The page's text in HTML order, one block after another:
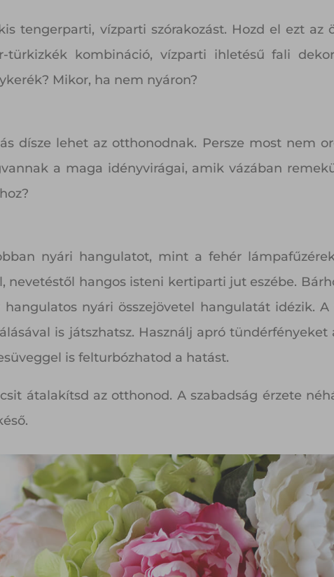
tengerparti, vízparti szórakozást. Hozd el ezt az
türkizkék kombináció, vízparti ihletésű fali
Mikor, ha nem nyáron?
dísze lehet az otthonodnak. Persze most nem
a maga idényvirágai, amik vázában
nyári hangulatot, mint a fehér
hangos isteni kertiparti jut eszébe.
nyári összejövetel hangulatát idézik.
is játszhatsz. Használj apró tündérfényeket
is felturbózhatod a hatást.
átalakítsd az otthonod. A szabadság érzete